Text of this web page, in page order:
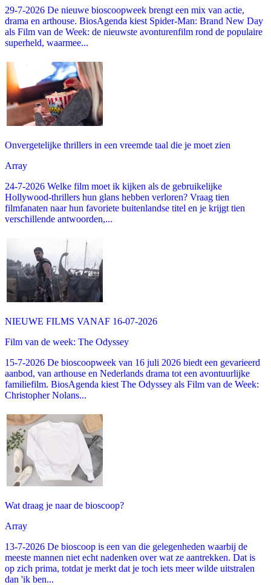
29-7-2026 De nieuwe bioscoopweek brengt een mix van actie,
drama en arthouse. BiosAgenda kiest Spider-Man: Brand New Day
als Film van de Week: de nieuwste avonturenfilm rond de populaire
superheld, waarmee...
Onvergetelijke thrillers in een vreemde taal die je moet zien
Array
24-7-2026 Welke film moet ik kijken als de gebruikelijke
Hollywood-thrillers hun glans hebben verloren? Vraag tien
filmfanaten naar hun favoriete buitenlandse titel en je krijgt tien
verschillende antwoorden,...
NIEUWE FILMS VANAF 16-07-2026
Film van de week: The Odyssey
15-7-2026 De bioscoopweek van 16 juli 2026 biedt een gevarieerd
aanbod, van arthouse en Nederlands drama tot een avontuurlijke
familiefilm. BiosAgenda kiest The Odyssey als Film van de Week:
Christopher Nolans...
Wat draag je naar de bioscoop?
Array
13-7-2026 De bioscoop is een van die gelegenheden waarbij de
meeste mannen niet echt nadenken over wat ze aantrekken. Dat is
op zich prima, totdat je merkt dat je toch iets meer wilde uitstralen
dan 'ik ben...